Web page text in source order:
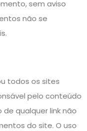
sem aviso
não se
todos os sites
pelo conteúdo
de qualquer link não
do site. O uso